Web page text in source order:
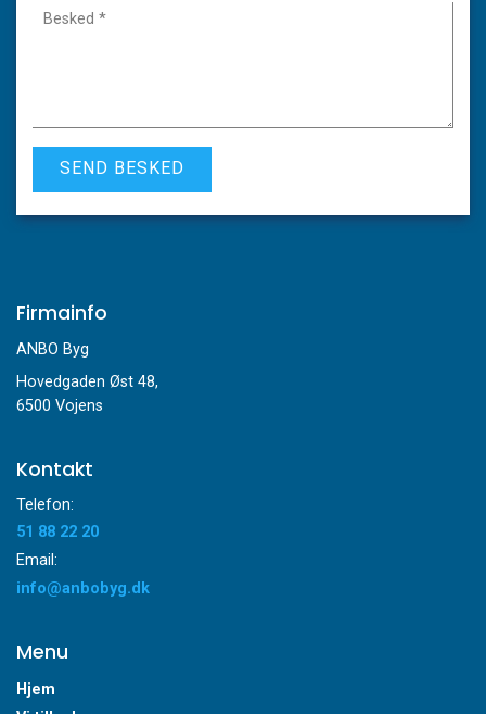
Firmainfo
ANBO Byg
Hovedgaden Øst 48,
6500 Vojens
Kontakt
Telefon:
51 88 22 20
Email:
info@anbobyg.dk
Menu
Hjem